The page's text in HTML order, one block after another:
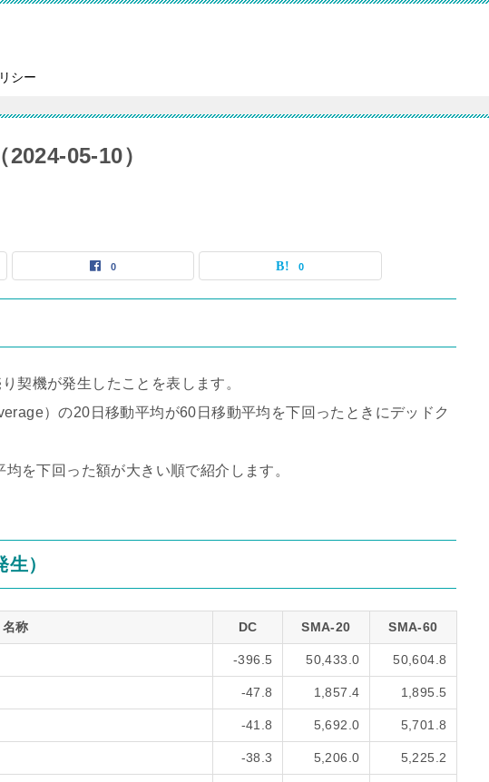
シー
05-10）
0 0
契機が発生したことを表します。
）の20日移動平均が60日移動平均を下回ったときにデッドク
を下回った額が大きい順で紹介します。
）
名称 DC SMA-20 SMA-60
-396.5 50,433.0 50,604.8
-47.8 1,857.4 1,895.5
-41.8 5,692.0 5,701.8
-38.3 5,206.0 5,225.2